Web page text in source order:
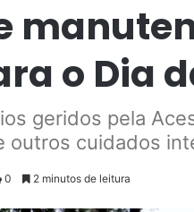
o Dia
geridos pela
outros cuidados
0 2 minutos de leitura